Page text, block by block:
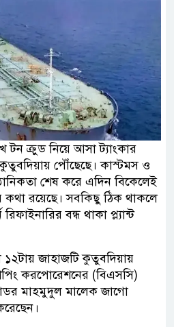
ক্রুড নিয়ে আসা ট্যাংকার
কুতুবদিয়ায় পৌঁছেছে। কাস্টমস ও
শেষ করে এদিন বিকেলেই
কথা রয়েছে। সবকিছু ঠিক থাকলে
বন্ধ থাকা প্ল্যান্ট
জাহাজটি ‌কুতুবদিয়ায়
করপোরেশনের (বিএসসি)
মাহমুদুল মালেক জাগো